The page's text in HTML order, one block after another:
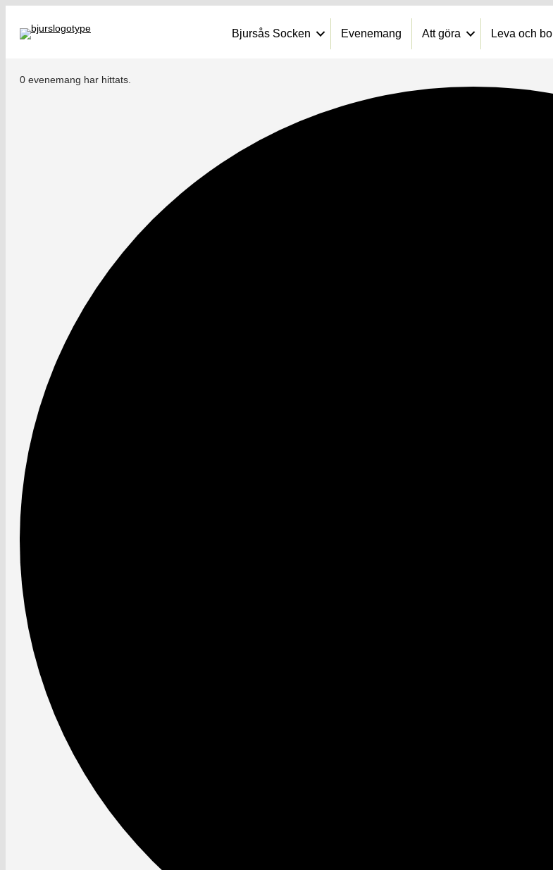
Bjursås Socken Evenemang Att göra Leva och bo
0 evenemang har hittats.